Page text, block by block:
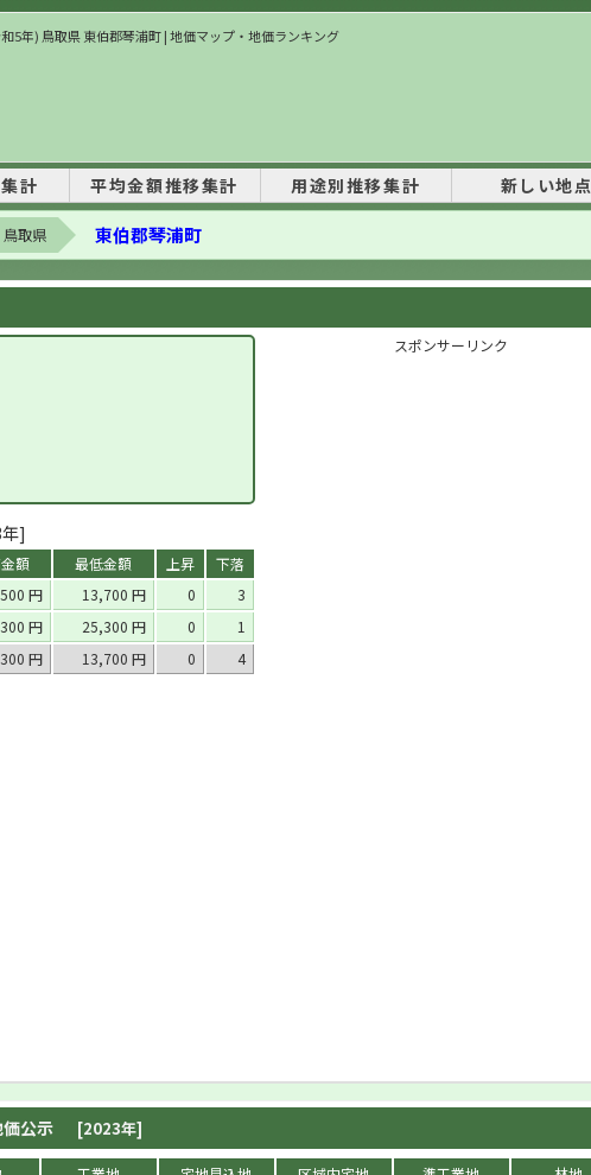
5年) 鳥取県 東伯郡琴浦町 | 地価マップ・地価ランキング
計 平均金額推移集計 用途別推移集計 新しい地点
鳥取県 東伯郡琴浦町
]
額 最低金額 上昇
下落
円 13,700 円 0
3
円 25,300 円 0
1
円 13,700 円 0 4
スポンサーリンク
公示 [2023年]